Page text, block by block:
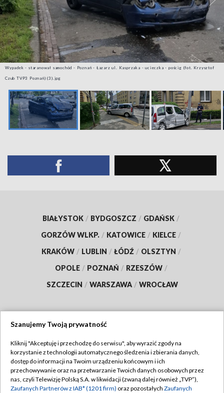
Wypadek - staranował samochód - Poznań - Łazarz ul. Kasprzaka - ucieczka - pościg (fot. Krzysztof
Czub TVP3 Poznań) (3).jpg
BIAŁYSTOK / BYDGOSZCZ / GDAŃSK /
GORZÓW WLKP. / KATOWICE / KIELCE /
KRAKÓW / LUBLIN / ŁÓDŹ / OLSZTYN /
OPOLE / POZNAŃ / RZESZÓW /
SZCZECIN / WARSZAWA / WROCŁAW
TVP
Abonament TVP
Emisja w TVP
Regulamin TVP
Polityka prywatności
Szanujemy Twoją prywatność
Kliknij "Akceptuję i przechodzę do serwisu", aby wyrazić zgody na
korzystanie z technologii automatycznego śledzenia i zbierania danych,
dostęp do informacji na Twoim urządzeniu końcowym i ich
przechowywanie oraz na przetwarzanie Twoich danych osobowych przez
nas, czyli Telewizję Polską S.A. w likwidacji (zwaną dalej również „TVP”),
Zaufanych Partnerów z IAB* (1201 firm) oraz pozostałych Zaufanych